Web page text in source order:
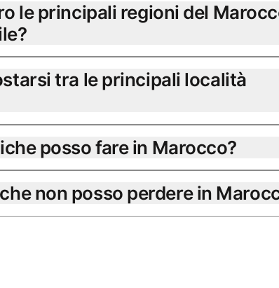
le principali regioni del
tra le principali località
posso fare in Marocco?
non posso perdere in